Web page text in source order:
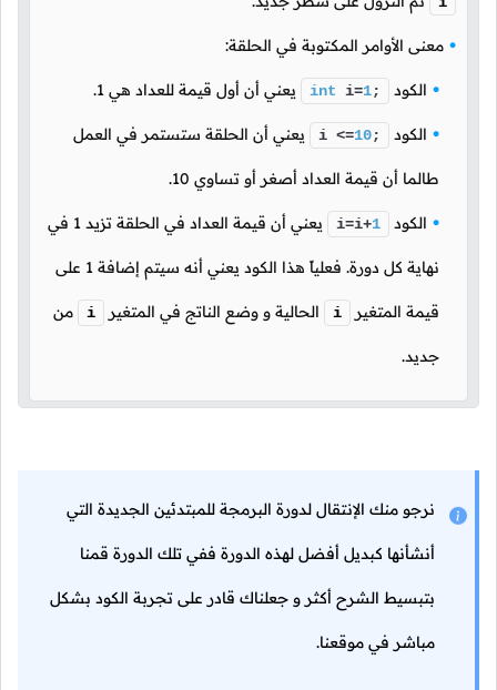
معنى الأوامر المكتوبة في الحلقة:
الكود int i=1; يعني أن أول قيمة للعداد هي 1
.
الكود i <=10; يعني أن الحلقة ستستمر في العمل
طالما أن قيمة العداد أصغر أو تساوي 10
.
الكود i=i+1 يعني أن قيمة العداد في الحلقة تزيد 1 في
نهاية كل دورة. فعلياً هذا الكود يعني أنه سيتم إضافة 1 على
قيمة المتغير i الحالية و وضع الناتج في المتغير i من
جديد.
نرجو منك الإنتقال لدورة البرمجة للمبتدئين الجديدة التي
أنشأنها كبديل أفضل لهذه الدورة ففي تلك الدورة قمنا
بتبسيط الشرح أكثر و جعلناك قادر على تجربة الكود بشكل
مباشر في موقعنا.